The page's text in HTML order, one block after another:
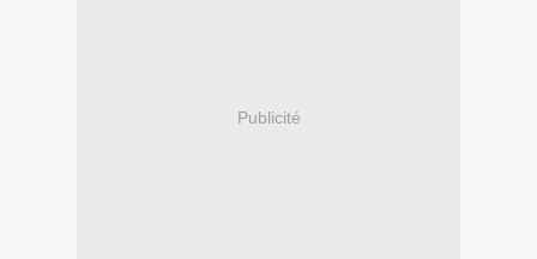
Publicité